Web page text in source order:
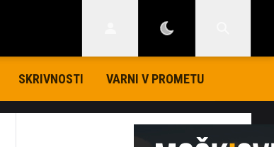
SKRIVNOSTI VARNI V PROMETU